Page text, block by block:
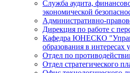
Служба аудита,
экономической
Административно-
Дирекция по работе с
Кафедра ЮНЕСКО
образования в интересах
Отдел по
Отдел стратегического